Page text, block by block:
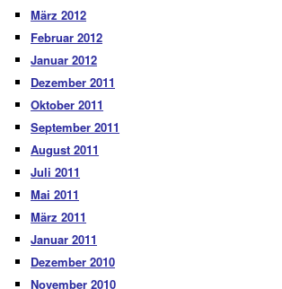
März 2012
Februar 2012
Januar 2012
Dezember 2011
Oktober 2011
September 2011
August 2011
Juli 2011
Mai 2011
März 2011
Januar 2011
Dezember 2010
November 2010